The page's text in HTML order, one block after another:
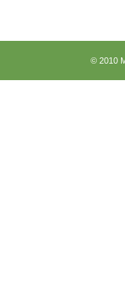
© 2010